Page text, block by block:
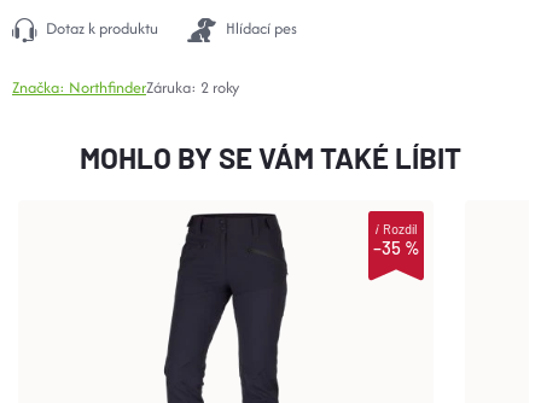
Dotaz k produktu Hlídací pes
Značka: NorthfinderZáruka: 2 roky
MOHLO BY SE VÁM TAKÉ LÍBIT
–35 %
iRozdíl